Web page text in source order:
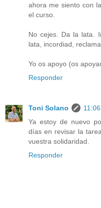
ahora me siento con
el curso.
No cejes. Da la lata.
lata, incordiad,
Yo os apoyo (os
Responder
Toni Solano
Ya estoy de nuevo
días en revisar la
vuestra solidaridad.
Responder